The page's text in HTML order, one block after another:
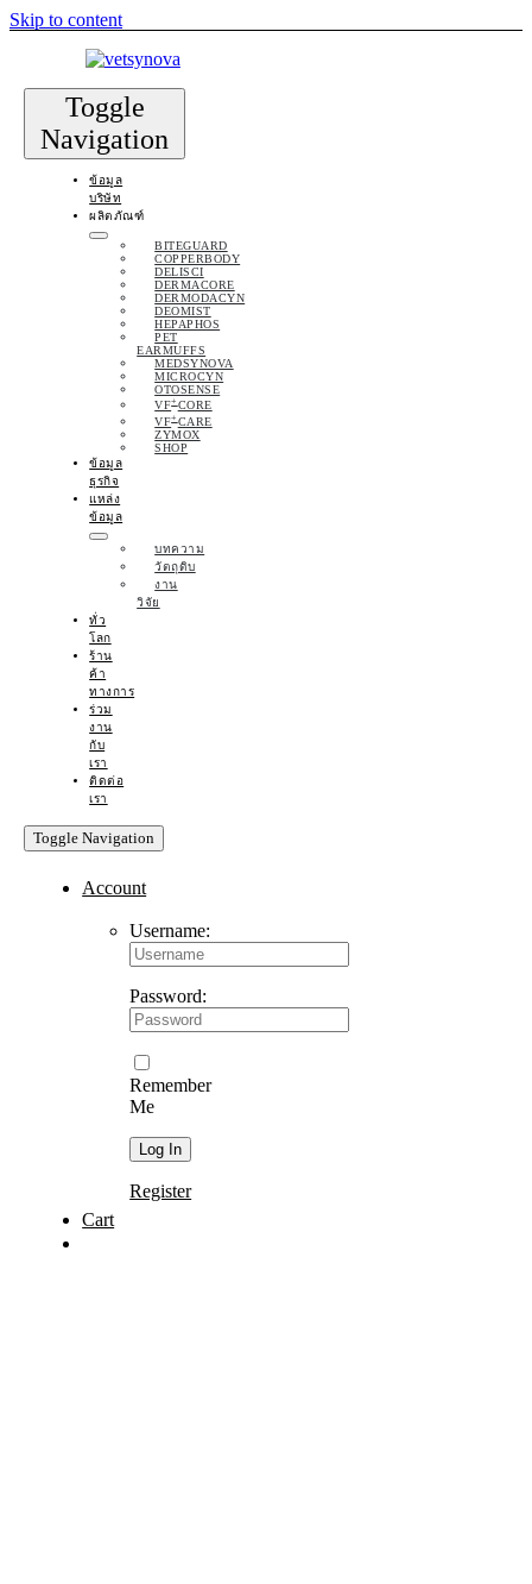
Skip to content
Toggle
Navigation
ข้อมูล
บริษัท
ผลิตภัณฑ์
BITEGUARD
COPPERBODY
DELISCI
DERMACORE
DERMODACYN
DEOMIST
HEPAPHOS
PET
EARMUFFS
MEDSYNOVA
MICROCYN
OTOSENSE
VF+CORE
VF+CARE
ZYMOX
SHOP
ข้อมูล
ธุรกิจ
แหล่ง
ข้อมูล
บทความ
วัตถุดิบ
งาน
วิจัย
ทั่ว
โลก
ร้าน
ค้า
ทางการ
ร่วม
งาน
กับ
เรา
ติดต่อ
เรา
Toggle Navigation
Account
Username:
Password:
Remember
Me
Register
Cart